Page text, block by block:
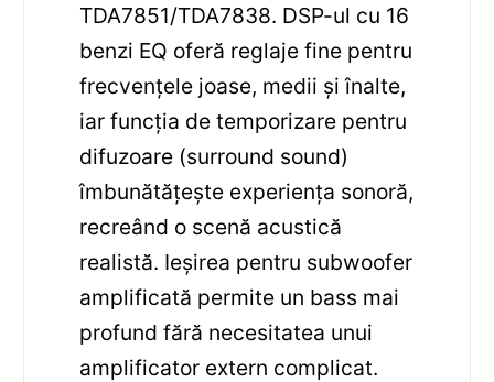
TDA7851/TDA7838. DSP-ul cu 16
benzi EQ oferă reglaje fine pentru
frecvențele joase, medii și înalte,
iar funcția de temporizare pentru
difuzoare (surround sound)
îmbunătățește experiența sonoră,
recreând o scenă acustică
realistă. Ieșirea pentru subwoofer
amplificată permite un bass mai
profund fără necesitatea unui
amplificator extern complicat.